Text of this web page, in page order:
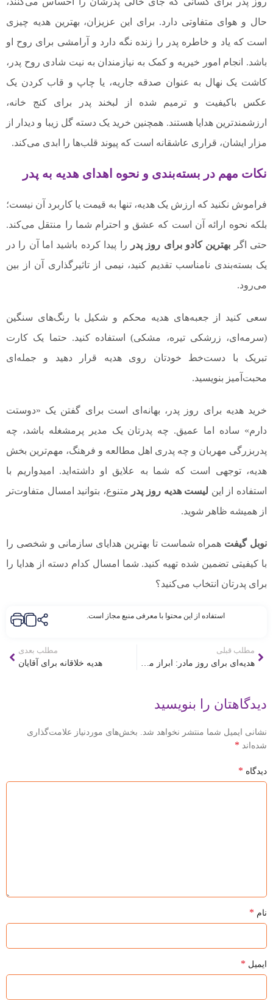
حال و هوای متفاوتی دارد. برای این عزیزان، بهترین هدیه چیزی
است که یاد و خاطره پدر را زنده نگه دارد و آرامشی برای روح او
باشد. انجام امور خیریه و کمک به نیازمندان به نیت شادی روح پدر،
کاشت یک نهال به عنوان صدقه جاریه، یا چاپ و قاب کردن یک
عکس باکیفیت و ترمیم شده از لبخند پدر برای کنج خانه،
ارزشمندترین هدایا هستند. همچنین خرید یک دسته گل زیبا و دیدار از
مزار ایشان، قراری عاشقانه است که پیوند قلب‌ها را ابدی می‌کند.
نکات مهم در بسته‌بندی و نحوه اهدای هدیه به پدر
فراموش نکنید که ارزش یک هدیه، تنها به قیمت یا کاربرد آن نیست؛
بلکه نحوه ارائه آن است که عشق و احترام شما را منتقل می‌کند.
حتی اگر بهترین کادو برای روز پدر
را پیدا کرده باشید اما آن را در
یک بسته‌بندی نامناسب تقدیم کنید، نیمی از تاثیرگذاری آن از بین
می‌رود.
سعی کنید از جعبه‌های هدیه محکم و شکیل با رنگ‌های سنگین
(سرمه‌ای، زرشکی تیره، مشکی) استفاده کنید. حتما یک کارت
تبریک با دست‌خط خودتان روی هدیه قرار دهید و جمله‌ای
محبت‌آمیز بنویسید.
خرید هدیه برای روز پدر، بهانه‌ای است برای گفتن یک «دوستت
دارم» ساده اما عمیق. چه پدرتان یک مدیر پرمشغله باشد، چه
پدربزرگی مهربان و چه پدری اهل مطالعه و فرهنگ، مهم‌ترین بخش
هدیه، توجهی است که شما به علایق او داشته‌اید. امیدواریم با
استفاده از این لیست هدیه روز پدر متنوع، بتوانید امسال متفاوت‌تر
از همیشه ظاهر شوید.
نوبل گیفت همراه شماست تا بهترین هدایای سازمانی و شخصی را
با کیفیتی تضمین شده تهیه کنید. شما امسال کدام دسته از هدایا را
برای پدرتان انتخاب می‌کنید؟
استفاده از این محتوا با معرفی منبع مجاز است.
مطلب قبلی
مطلب بعدی
هدیه خلاقانه برای آقایان
دیدگاهتان را بنویسید
نشانی ایمیل شما منتشر نخواهد شد.
بخش‌های موردنیاز علامت‌گذاری
شده‌اند *
دیدگاه *
نام *
ایمیل *